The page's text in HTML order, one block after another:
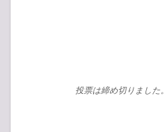
投票は締め切りました